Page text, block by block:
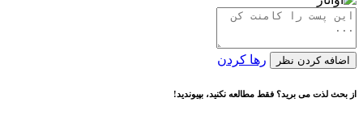
اضافه کردن نظر رها کردن
از بحث لذت می برید؟ فقط مطالعه نکنید، بپیوندید!